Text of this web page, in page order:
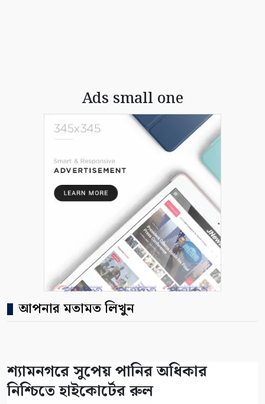
Ads small one
আপনার মতামত লিখুন
শ্যামনগরে সুপেয় পানির অধিকার
নিশ্চিতে হাইকোর্টের রুল